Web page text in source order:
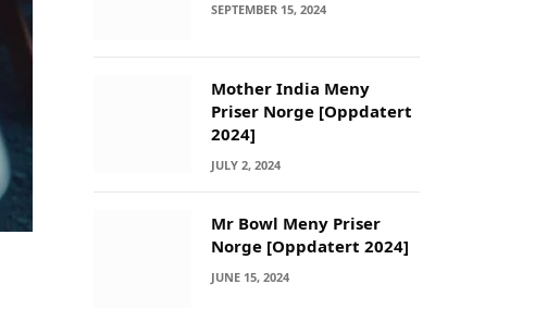
SEPTEMBER 15, 2024
Mother India Meny
Priser Norge [Oppdatert
2024]
JULY 2, 2024
Mr Bowl Meny Priser
Norge [Oppdatert 2024]
JUNE 15, 2024